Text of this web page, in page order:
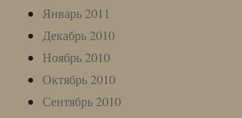
Январь 2011
Декабрь 2010
Ноябрь 2010
Октябрь 2010
Сентябрь 2010